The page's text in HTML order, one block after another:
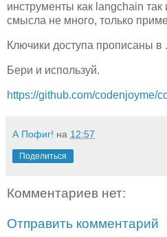
инструменты как langchain
смысла не много, только
Ключики доступа прописаны в
Бери и используй.
https://github.com/codenjoyme/
А Пофиг! на 12:57
Поделиться
Комментариев нет:
Отправить комментарий